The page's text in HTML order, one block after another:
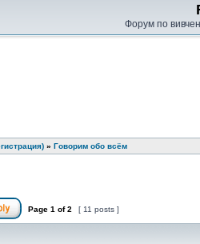
Форум по
» Говорим обо всём
Page 1 of2 [ 11 posts ]